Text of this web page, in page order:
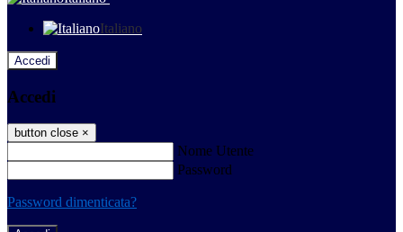
Italiano
Accedi
Accedi
button close ×
Nome Utente
Password
Password dimenticata?